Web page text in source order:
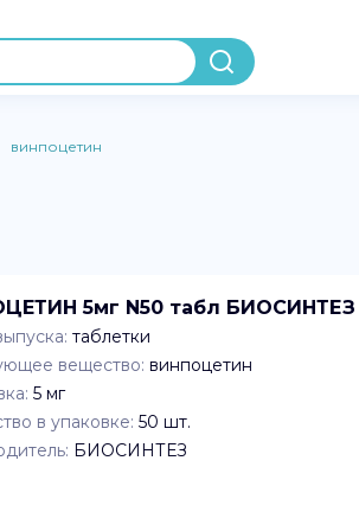
винпоцетин
5мг N50 табл БИОСИНТЕЗ
таблетки
вещество: винпоцетин
5 мг
в упаковке: 50 шт.
БИОСИНТЕЗ